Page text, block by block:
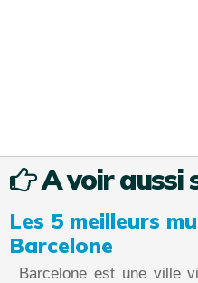
A voir aussi
Les 5 meilleurs
Barcelone
Barcelone est une ville